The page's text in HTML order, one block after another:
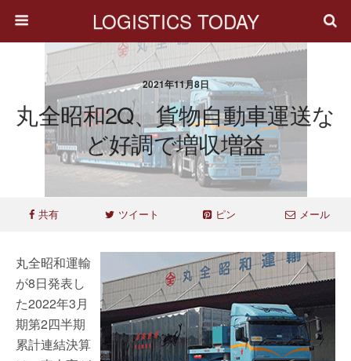
LOGISTICS TODAY
2021年11月8日
丸全昭和2Q、貨物自動車運送な
ど好調で増収増益
共有 ツイート ピン メール
丸全昭和運輸
が8日発表し
た2022年3月
期第2四半期
累計連結決算